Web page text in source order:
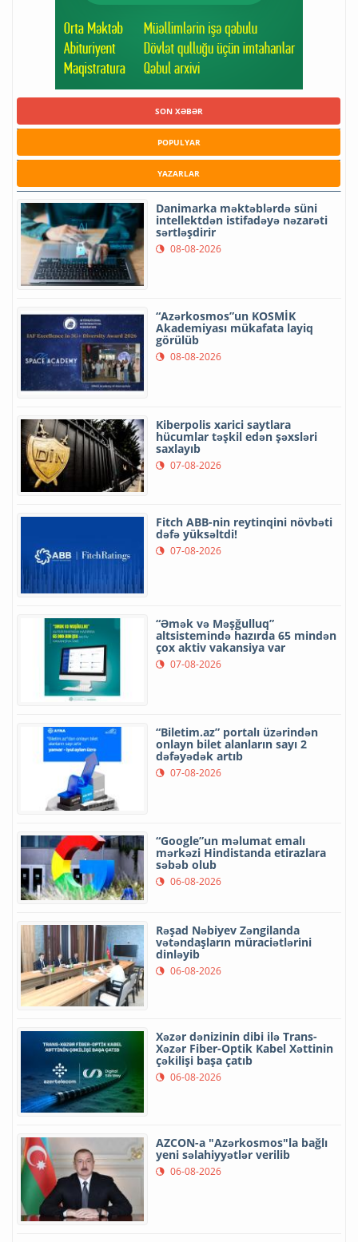
SON XƏBƏR
POPULYAR
YAZARLAR
Danimarka məktəblərdə süni
intellektdən istifadəyə nəzarəti
sərtləşdirir
08-08-2026
“Azərkosmos”un KOSMİK
Akademiyası mükafata layiq
görülüb
08-08-2026
Kiberpolis xarici saytlara
hücumlar təşkil edən şəxsləri
saxlayıb
07-08-2026
Fitch ABB-nin reytinqini növbəti
dəfə yüksəltdi!
07-08-2026
“Əmək və Məşğulluq”
altsistemində hazırda 65 mindən
çox aktiv vakansiya var
07-08-2026
“Biletim.az” portalı üzərindən
onlayn bilet alanların sayı 2
dəfəyədək artıb
07-08-2026
“Google”un məlumat emalı
mərkəzi Hindistanda etirazlara
səbəb olub
06-08-2026
Rəşad Nəbiyev Zəngilanda
vətəndaşların müraciətlərini
dinləyib
06-08-2026
Xəzər dənizinin dibi ilə Trans-
Xəzər Fiber-Optik Kabel Xəttinin
çəkilişi başa çatıb
06-08-2026
AZCON-a "Azərkosmos"la bağlı
yeni səlahiyyətlər verilib
06-08-2026